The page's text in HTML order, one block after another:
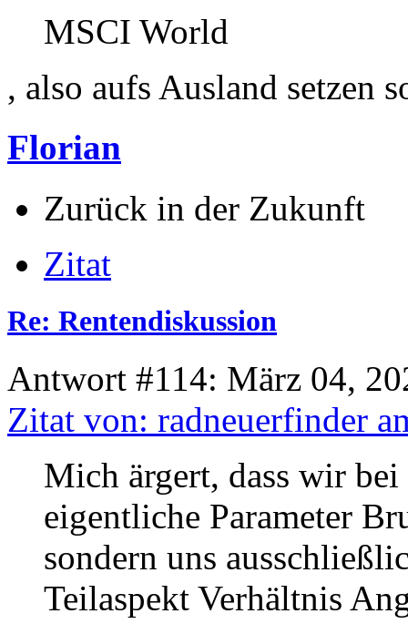
MSCI World
, also aufs Ausland setzen
Florian
Zurück in der Zukunft
Zitat
Re: Rentendiskussion
Antwort #114: März 04,
Zitat von: radneuerfinder
Mich ärgert, dass wir
eigentliche Parameter
sondern uns
Teilaspekt Verhältnis